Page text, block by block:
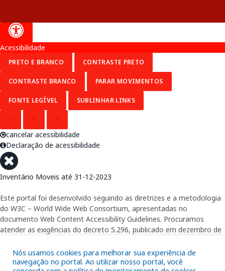
Nós usamos cookies para melhorar sua experiência de
navegação no portal. Ao utilizar nosso portal, você
Acessibilidade
PRETO E BRANCO CONTRASTE PRETO
CONTRASTE BRANCO PARAR MOVIMENTOS
FONTE LEGÍVEL SUBLINHAR LINKS
cancelar acessibilidade
Declaração de acessibilidade
Inventário Moveis até 31-12-2023
Este portal foi desenvolvido seguindo as diretrizes e a metodologia
do W3C – World Wide Web Consortium, apresentadas no
documento Web Content Accessibility Guidelines. Procuramos
atender as exigências do decreto 5.296, publicado em dezembro de
eletrônicos da administração pública na rede mundial de
computadores para o uso das pessoas com necessidades especiais,